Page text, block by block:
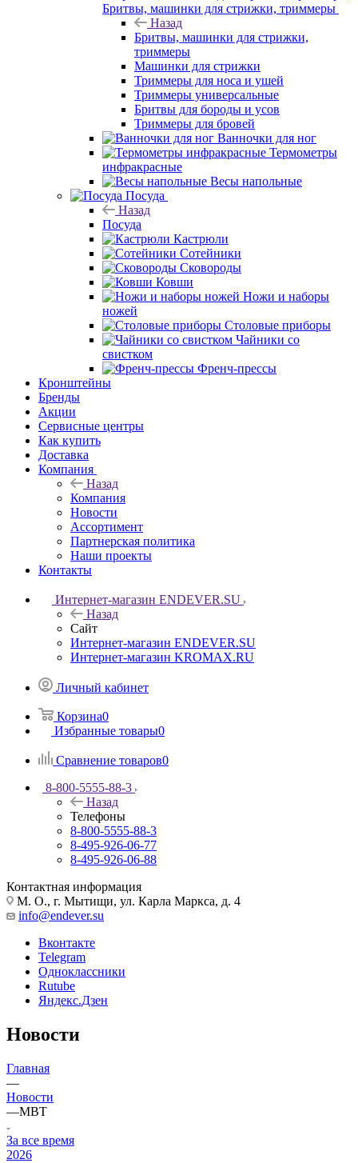
Бритвы, машинки для стрижки, триммеры
Назад
Бритвы, машинки для стрижки,
триммеры
Машинки для стрижки
Триммеры для носа и ушей
Триммеры универсальные
Бритвы для бороды и усов
Триммеры для бровей
Ванночки для ног
Термометры
инфракрасные
Весы напольные
Посуда
Назад
Посуда
Кастрюли
Сотейники
Сковороды
Ковши
Ножи и наборы
ножей
Столовые приборы
Чайники со
свистком
Френч-прессы
Кронштейны
Бренды
Акции
Сервисные центры
Как купить
Доставка
Компания
Назад
Компания
Новости
Ассортимент
Партнерская политика
Наши проекты
Контакты
Интернет-магазин ENDEVER.SU
Назад
Сайт
Интернет-магазин ENDEVER.SU
Интернет-магазин KROMAX.RU
Личный кабинет
Корзина0
Избранные товары0
Сравнение товаров0
8-800-5555-88-3
Назад
Телефоны
8-800-5555-88-3
8-495-926-06-77
8-495-926-06-88
Контактная информация
М. О., г. Мытищи, ул. Карла Маркса, д. 4
info@endever.su
Вконтакте
Telegram
Одноклассники
Rutube
Яндекс.Дзен
Новости
Главная
—
Новости
—MBT
За все время
2026